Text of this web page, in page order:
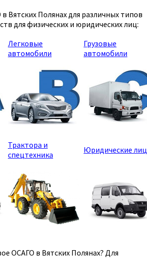
Вятских Полянах для различных типов
для физических и юридических лиц:
Легковые
автомобили
Грузовые
автомобили
Трактора и
спецтехника
Юридические
ОСАГО в Вятских Полянах? Для